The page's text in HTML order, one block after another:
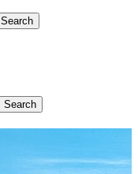
Search
Search